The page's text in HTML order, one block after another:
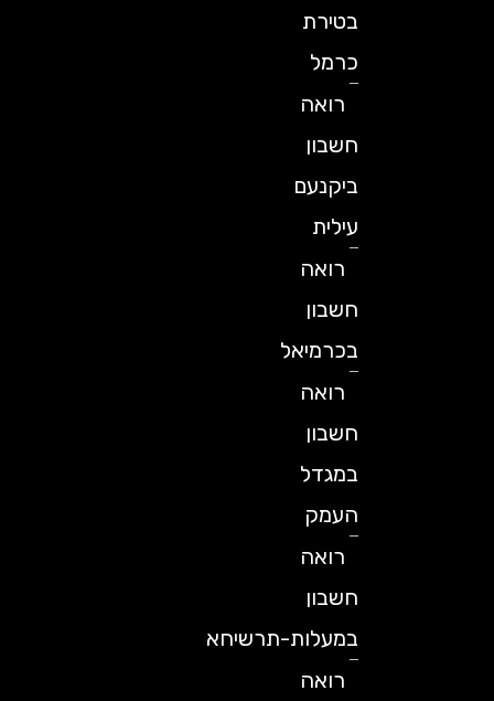
בטירת
כרמל
רואה
חשבון
ביקנעם
עילית
רואה
חשבון
בכרמיאל
רואה
חשבון
במגדל
העמק
רואה
חשבון
במעלות-תרשיחא
רואה